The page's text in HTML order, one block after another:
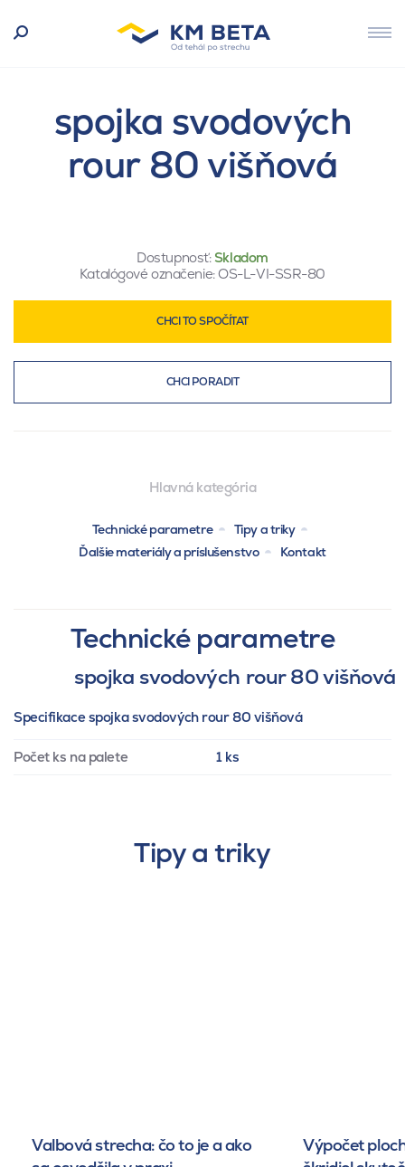
spojka svodových
rour 80 višňová
Dostupnosť:Skladom
Katalógové označenie:OS-L-VI-SSR-80
CHCI TO SPOČÍTAT
CHCI PORADIT
Hlavná kategória
Technické parametre
Tipy a triky
Ďalšie materiály a príslušenstvo
Kontakt
Technické parametre
spojka svodových rour 80 višňová
Specifikace spojka svodových rour 80 višňová
Počet ks na palete 1 ks
Tipy a triky
Valbová strecha: čo to je a ako
Výpočet